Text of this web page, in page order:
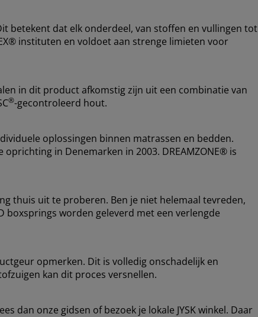
betekent dat elk onderdeel, van stoffen en vullingen tot
instituten en voldoet aan strenge limieten voor
in dit product afkomstig zijn uit een combinatie van
®-gecontroleerd hout.
oplossingen binnen matrassen en bedden.
in Denemarken in 2003. DREAMZONE® is
thuis uit te proberen. Ben je niet helemaal tevreden,
boxsprings worden geleverd met een verlengde
opmerken. Dit is volledig onschadelijk en
kan dit proces versnellen.
dan onze gidsen of bezoek je lokale JYSK winkel. Daar